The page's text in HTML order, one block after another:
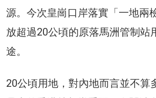
源。今次皇崗口岸落實「一地兩
放超過20公頃的原落馬洲管制站
途。
20公頃用地，對內地而言並不算